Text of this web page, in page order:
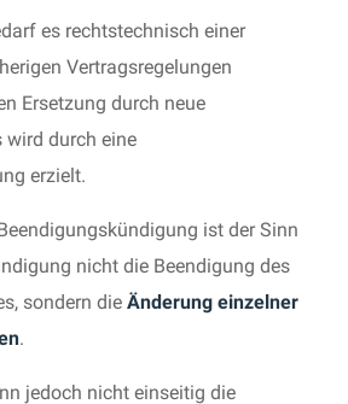
es rechtstechnisch einer
Vertragsregelungen
Ersetzung durch neue
wird durch eine
erzielt.
ist der Sinn
nicht die Beendigung des
sondern die Änderung einzelner
.
jedoch nicht einseitig die